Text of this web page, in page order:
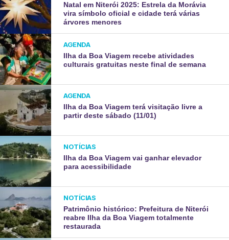
Natal em Niterói 2025: Estrela da Morávia
vira símbolo oficial e cidade terá várias
árvores menores
AGENDA
Ilha da Boa Viagem recebe atividades
culturais gratuitas neste final de semana
AGENDA
Ilha da Boa Viagem terá visitação livre a
partir deste sábado (11/01)
NOTÍCIAS
Ilha da Boa Viagem vai ganhar elevador
para acessibilidade
NOTÍCIAS
Patrimônio histórico: Prefeitura de Niterói
reabre Ilha da Boa Viagem totalmente
restaurada